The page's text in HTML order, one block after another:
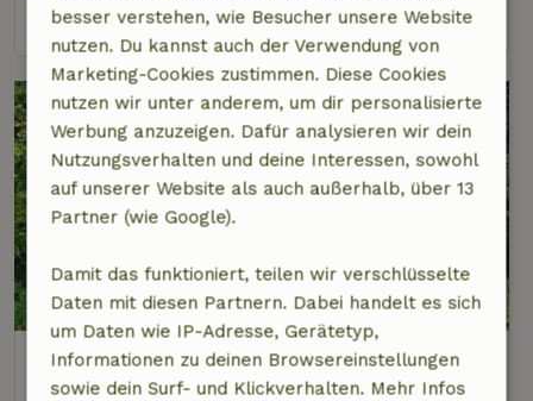
Ansehen
Naturhäuschen in Wallersheim
Rheinland-Pfalz, Deutschland
9,3/10
besser verstehen, wie Besucher unsere Website
nutzen. Du kannst auch der Verwendung von
Marketing-Cookies zustimmen. Diese Cookies
nutzen wir unter anderem, um dir personalisierte
Werbung anzuzeigen. Dafür analysieren wir dein
Nutzungsverhalten und deine Interessen, sowohl
auf unserer Website als auch außerhalb, über 13
Partner (wie Google).
Damit das funktioniert, teilen wir verschlüsselte
Daten mit diesen Partnern. Dabei handelt es sich
um Daten wie IP-Adresse, Gerätetyp,
Informationen zu deinen Browsereinstellungen
sowie dein Surf- und Klickverhalten. Mehr Infos